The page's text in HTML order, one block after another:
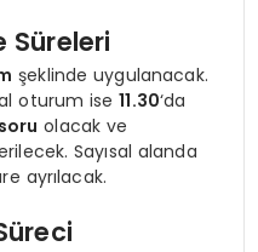
Süreleri
şeklinde uygulanacak.
oturum ise11.30‘da
olacak ve
Sayısal alanda
ayrılacak.